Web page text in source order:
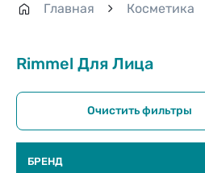
Главная Косметика
Rimmel Для Лица
Очистить фильтры
БРЕНД